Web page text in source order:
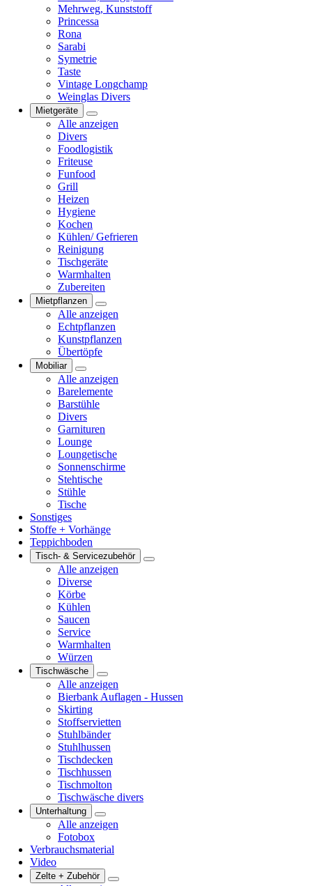
Mehrweg, Kunststoff
Princessa
Rona
Sarabi
Symetrie
Taste
Vintage Longchamp
Weinglas Divers
Mietgeräte
Alle anzeigen
Divers
Foodlogistik
Friteuse
Funfood
Grill
Heizen
Hygiene
Kochen
Kühlen/ Gefrieren
Reinigung
Tischgeräte
Warmhalten
Zubereiten
Mietpflanzen
Alle anzeigen
Echtpflanzen
Kunstpflanzen
Übertöpfe
Mobiliar
Alle anzeigen
Barelemente
Barstühle
Divers
Garnituren
Lounge
Loungetische
Sonnenschirme
Stehtische
Stühle
Tische
Sonstiges
Stoffe + Vorhänge
Teppichboden
Tisch- & Servicezubehör
Alle anzeigen
Diverse
Körbe
Kühlen
Saucen
Service
Warmhalten
Würzen
Tischwäsche
Alle anzeigen
Bierbank Auflagen - Hussen
Skirting
Stoffservietten
Stuhlbänder
Stuhlhussen
Tischdecken
Tischhussen
Tischmolton
Tischwäsche divers
Unterhaltung
Alle anzeigen
Fotobox
Verbrauchsmaterial
Video
Zelte + Zubehör